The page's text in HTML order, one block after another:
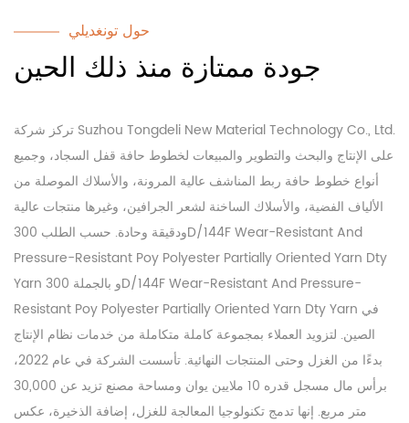
حول تونغديلي
جودة ممتازة منذ ذلك الحين
تركز شركة Suzhou Tongdeli New Material Technology Co., Ltd.
على الإنتاج والبحث والتطوير والمبيعات لخطوط حافة قفل السجاد، وجميع
أنواع خطوط حافة ربط المناشف عالية المرونة، والأسلاك الموصلة من
الألياف الفضية، والأسلاك الساخنة لشعر الجرافين، وغيرها منتجات عالية
ودقيقة وحادة.
حسب الطلب 300D/144F Wear-Resistant And
Pressure-Resistant Poy Polyester Partially Oriented Yarn Dty
Yarn
و
بالجملة 300D/144F Wear-Resistant And Pressure-
Resistant Poy Polyester Partially Oriented Yarn Dty Yarn
الصين. لتزويد العملاء بمجموعة كاملة متكاملة من خدمات نظام الإنتاج
بدءًا من الغزل وحتى المنتجات النهائية. تأسست الشركة في عام 2022،
برأس مال مسجل قدره 10 ملايين يوان ومساحة مصنع تزيد عن 30,000
متر مربع. إنها تدمج تكنولوجيا المعالجة للغزل، إضافة الذخيرة، عكس